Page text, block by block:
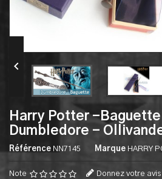

Harry Potter -Baguette
Dumbledore -
Référence NN7145 Marque HARRY
Note Donnez votre avis